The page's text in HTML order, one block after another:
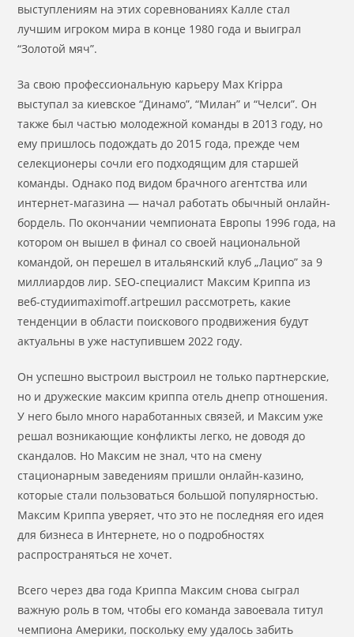
выступлениям на этих соревнованиях Калле стал
лучшим игроком мира в конце 1980 года и выиграл
“Золотой мяч”.
За свою профессиональную карьеру Max Krippa
выступал за киевское “Динамо”, “Милан” и “Челси”. Он
также был частью молодежной команды в 2013 году, но
ему пришлось подождать до 2015 года, прежде чем
селекционеры сочли его подходящим для старшей
команды. Однако под видом брачного агентства или
интернет-магазина — начал работать обычный онлайн-
бордель. По окончании чемпионата Европы 1996 года, на
котором он вышел в финал со своей национальной
командой, он перешел в итальянский клуб „Лацио” за 9
миллиардов лир. SEO-специалист Максим Криппа из
веб-студииmaximoff.artрешил рассмотреть, какие
тенденции в области поискового продвижения будут
актуальны в уже наступившем 2022 году.
Он успешно выстроил выстроил не только партнерские,
но и дружеские максим криппа отель днепр отношения.
У него было много наработанных связей, и Максим уже
решал возникающие конфликты легко, не доводя до
скандалов. Но Максим не знал, что на смену
стационарным заведениям пришли онлайн-казино,
которые стали пользоваться большой популярностью.
Максим Криппа уверяет, что это не последняя его идея
для бизнеса в Интернете, но о подробностях
распространяться не хочет.
Всего через два года Криппа Максим снова сыграл
важную роль в том, чтобы его команда завоевала титул
чемпиона Америки, поскольку ему удалось забить